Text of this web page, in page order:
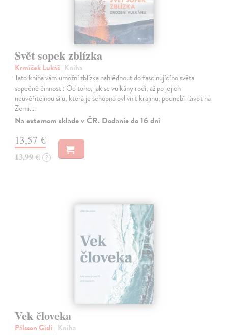
Svět sopek zblízka
Krmíček Lukáš| Kniha
Tato kniha vám umožní zblízka nahlédnout do fascinujícího světa
sopečné činnosti: Od toho, jak se vulkány rodí, až po jejich
neuvěřitelnou sílu, která je schopna ovlivnit krajinu, podnebí i život na
Zemi.…
Na externom sklade v ČR. Dodanie do 16 dní
13,57 €
13,99 € ?
Vek človeka
Pálsson Gísli | Kniha